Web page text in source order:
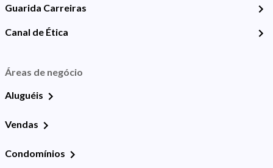
Guarida Carreiras
Canal de Ética
Áreas de negócio
Aluguéis
Vendas
Condomínios